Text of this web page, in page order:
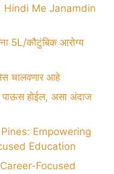
| Hindi Me Janamdin
5L/कौटुंबिक आरोग्य
चालवणार आहे
पाऊस होईल, असा अंदाज
Empowering
Education
Focused